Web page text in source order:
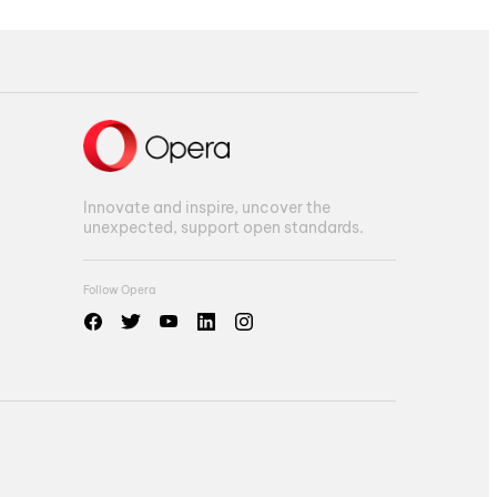
Innovate and inspire, uncover the
unexpected, support open standards.
Follow Opera